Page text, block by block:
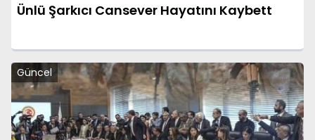
Ünlü Şarkıcı Cansever Hayatını Kaybett
Güncel